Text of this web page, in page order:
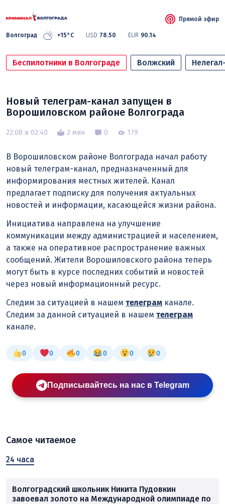
Волгоград +15°C USD 78.50 EUR 90.14
Прямой эфир
Беспилотники в Волгограде Волжский
Новый телеграм-канал запущен в
Ворошиловском районе Волгограда
22.08 в 02:40 2 мин 0 179
В Ворошиловском районе Волгограда начал работу
новый телеграм-канал, предназначенный для
информирования местных жителей. Канал
предлагает подписку для получения актуальных
новостей и информации, касающейся жизни района.
Инициатива направлена на улучшение
коммуникации между администрацией и населением,
а также на оперативное распространение важных
сообщений. Жители Ворошиловского района теперь
могут быть в курсе последних событий и новостей
через новый информационный ресурс.
Следим за ситуацией в нашем телеграм канале.
Следим за данной ситуацией в нашем телеграм
канале.
0 0 0 0 0 0
Подписывайтесь на нас в Telegram
Самое читаемое
24 часа
Волгоградский школьник Никита Пудовкин
завоевал золото на Международной олимпиаде по